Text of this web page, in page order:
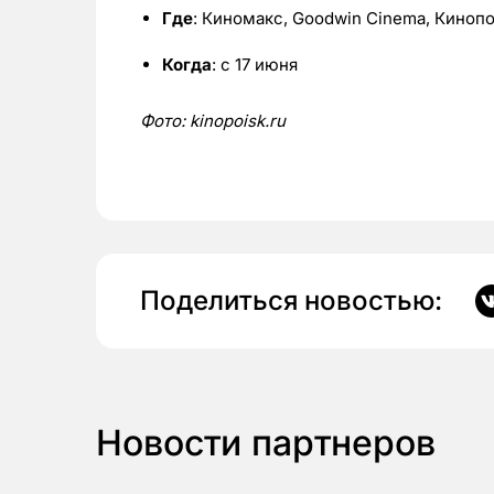
Где: Киномакс, Goodwin Cinema,
Когда: с 17 июня
Фото: kinopoisk.ru
Поделиться новостью:
Новости партнеров